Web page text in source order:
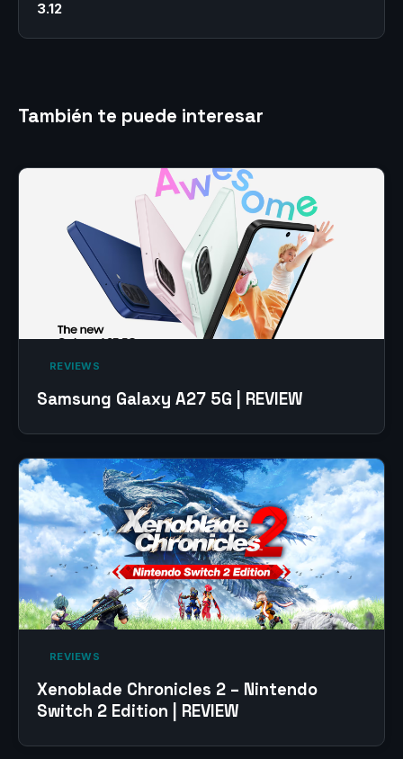
3.12
También te puede interesar
‎ REVIEWS‎
Samsung Galaxy A27 5G | REVIEW
‎ REVIEWS‎
Xenoblade Chronicles 2 – Nintendo
Switch 2 Edition | REVIEW